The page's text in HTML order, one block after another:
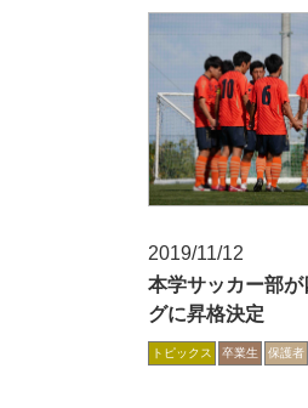
2019/11/12
本学サッカー部
グに昇格決定
トピックス 卒業生 保護者